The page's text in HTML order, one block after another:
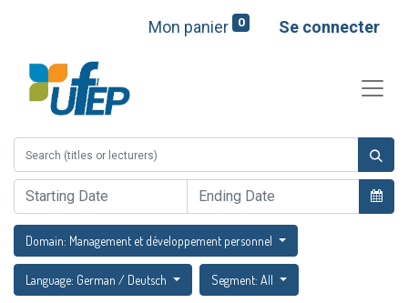
Mon panier 0 Se connecter
Domain: Management et développement personnel
Language: German / Deutsch Segment: All